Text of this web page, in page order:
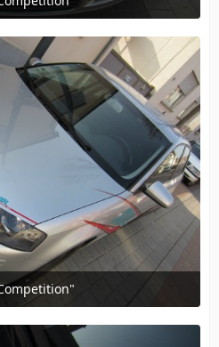
16:57
16:57